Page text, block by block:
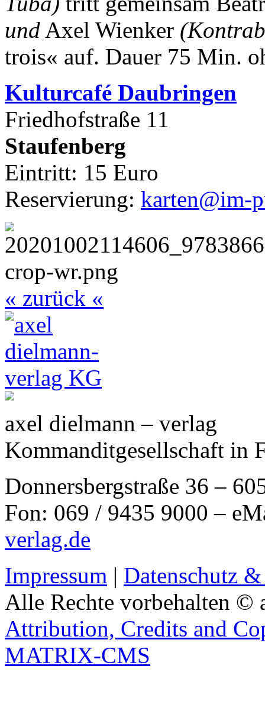
und Axel Wienker
trois« auf. Dauer 75 Min.
Kulturcafé Daubringen
Friedhofstraße 11
Staufenberg
Eintritt: 15 Euro
Reservierung: karten@im-
« zurück «
axel dielmann – verlag
Kommanditgesellschaft in
Donnersbergstraße 36 –
Fon: 069 / 9435 9000 –
verlag.de
Impressum | Datenschutz
Alle Rechte vorbehalten ©
Attribution, Credits and
MATRIX-CMS